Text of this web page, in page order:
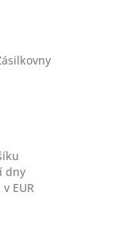
dny
EUR